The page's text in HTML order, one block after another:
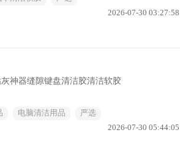
2026-07-30 03:27:58
神器缝隙键盘清洁胶清洁软胶
电脑清洁用品
严选
2026-07-30 05:44:05